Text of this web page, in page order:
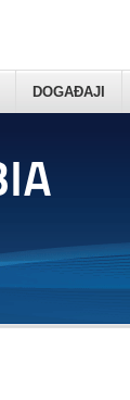
DOGAĐAJI